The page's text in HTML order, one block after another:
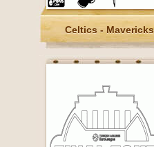
Celtics -